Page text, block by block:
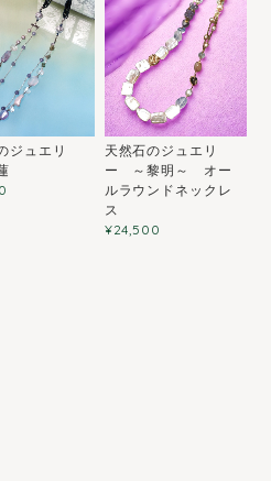
ジュエリ
天然石のジュエリ
ー ～黎明～ オー
ルラウンドネックレ
ス
¥24,500